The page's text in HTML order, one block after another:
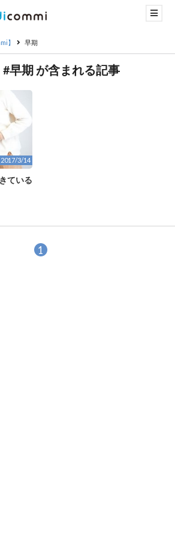
】 早期
早期 が含まれる記事
2017/3/14
ている
1